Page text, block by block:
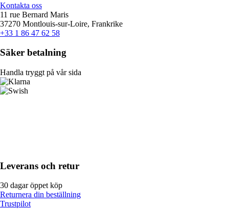
Kontakta oss
11 rue Bernard Maris
37270 Montlouis-sur-Loire, Frankrike
+33 1 86 47 62 58
Säker betalning
Handla tryggt på vår sida
Leverans och retur
30 dagar öppet köp
Returnera din beställning
Trustpilot